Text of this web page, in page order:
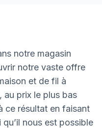
notre magasin
notre vaste offre
et de fil à
au prix le plus bas
ce résultat en faisant
nous est possible